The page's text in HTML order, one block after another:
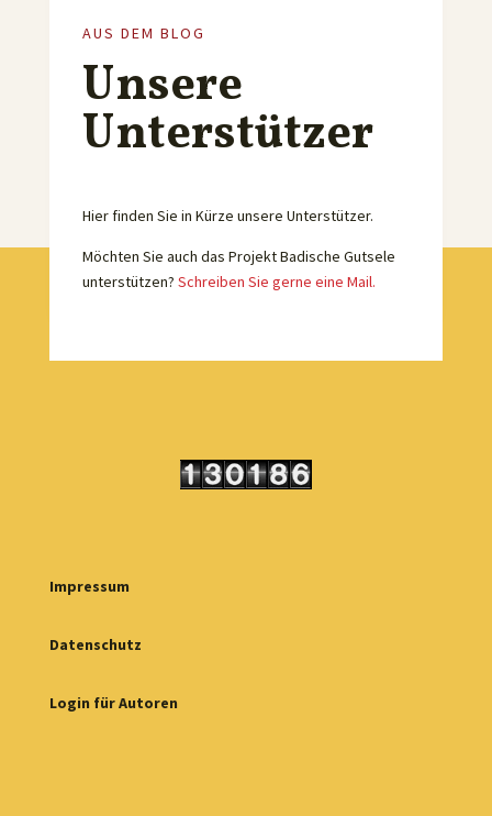
AUS DEM BLOG
Unsere
Unterstützer
Hier finden Sie in Kürze unsere Unterstützer.
Möchten Sie auch das Projekt Badische Gutsele
unterstützen? Schreiben Sie gerne eine Mail.
Impressum
Datenschutz
Login für Autoren